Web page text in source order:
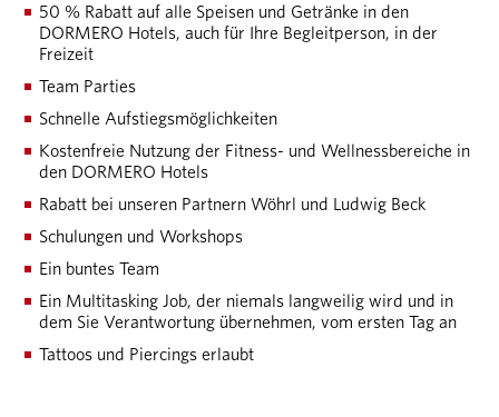
50 % Rabatt auf alle Speisen und Getränke in den
DORMERO Hotels, auch für Ihre Begleitperson, in der
Freizeit
Team Parties
Schnelle Aufstiegsmöglichkeiten
Kostenfreie Nutzung der Fitness- und Wellnessbereiche in
den DORMERO Hotels
Rabatt bei unseren Partnern Wöhrl und Ludwig Beck
Schulungen und Workshops
Ein buntes Team
Ein Multitasking Job, der niemals langweilig wird und in
dem Sie Verantwortung übernehmen, vom ersten Tag an
Tattoos und Piercings erlaubt